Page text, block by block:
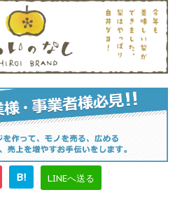
B! LINEへ送る